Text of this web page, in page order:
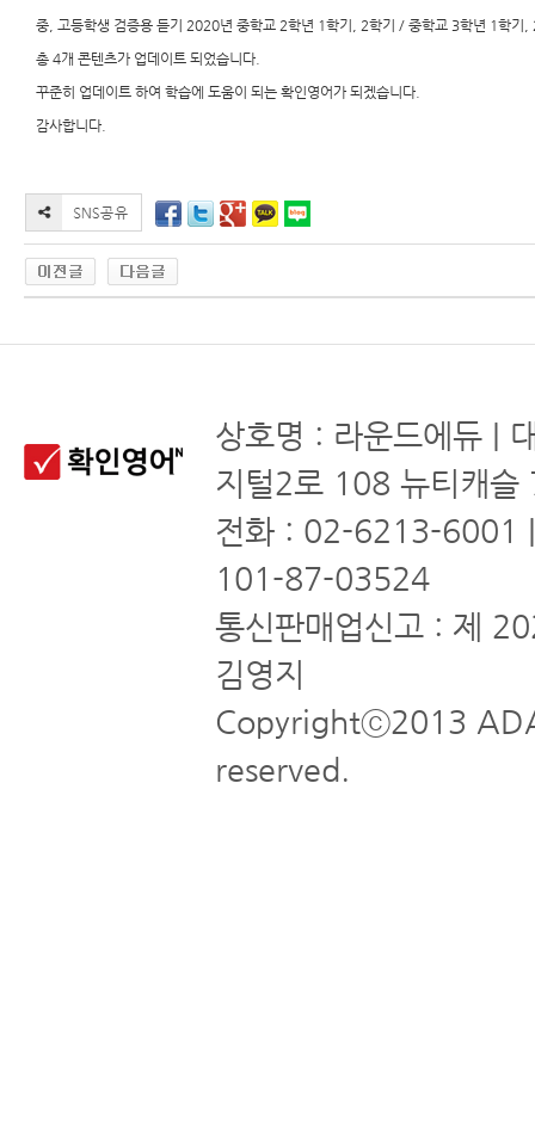
중, 고등학생 검증용 듣기 2020년 중학교 2학년 1학기, 2학기 / 중학교 3학년 1학기
총 4개 콘텐츠가 업데이트 되었습니다.
꾸준히 업데이트 하여 학습에 도움이 되는 확인영어가 되겠습니다.
감사합니다.
상호명 : 라운드에듀 |
지털2로 108 뉴티캐슬
전화 : 02-6213-6001
101-87-03524
통신판매업신고 : 제
김영지
Copyrightⓒ2013
reserved.